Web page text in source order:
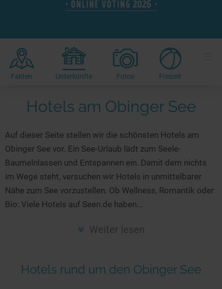
Radtouren am See
Kitesurfen
Kanu- & Kajaktouren
Badeseen in Deutschland
Wellness am See
Urlaub an der Küste
Unterkünfte
Hotels am See
Ferienwohnungen
Camping
Kanu- & Kajak-Urlaub
Wanderurlaub
Bikeurlaub
Auszeit & Wellness
Camping am See
Top-Hotels
Familienhotels
Wellness-Hotels
Biohotels
Ausgefallenes
Häuser auf dem Wasser
Hundefreundliche Unterkünfte
Seen in Deutschland
Seen in Europa
Überwachte Badestellen
Unsere See-Highlights
Deutschlands schönste Seen
Top Seen nach Bundesländern
Top Seen nach Regionen
Deutschlands Lieblingsseen
Frankreich
Fakten Unterkünfte Fotos Freizeit
Hotels am Obinger See
Auf dieser Seite stellen wir die schönsten Hotels am
Obinger See vor. Ein See-Urlaub lädt zum Seele-
Baumelnlassen und Entspannen ein. Damit dem nichts
im Wege steht, versuchen wir Hotels in unmittelbarer
Nähe zum See vorzustellen. Ob Wellness, Romantik oder
Bio: Viele Hotels auf Seen.de haben...
Weiter lesen
Hotels rund um den Obinger See